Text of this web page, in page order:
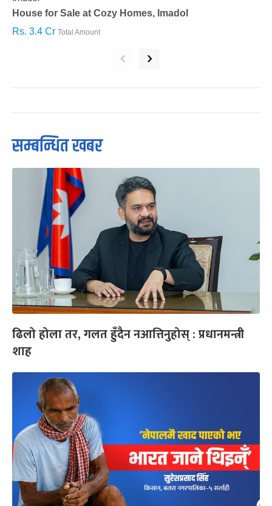
House for Sale at Cozy Homes, Imadol
Rs. 3.4 Cr Total Amount
‹ ›
सम्बन्धित खबर
ढिलो होला तर, गलत हुँदैन नआत्तिनुहोस् : प्रधानमन्त्री
शाह